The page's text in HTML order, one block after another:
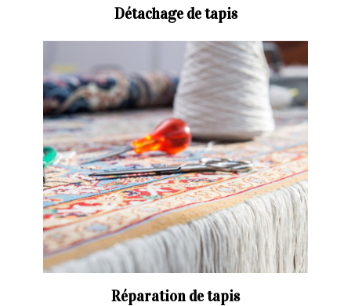
Détachage de tapis
Réparation de tapis